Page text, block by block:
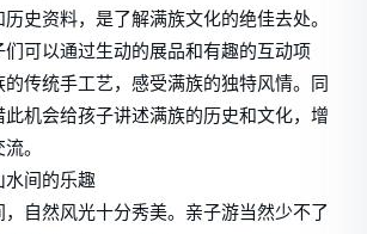
史资料，是了解满族文化的绝佳去处。
可以通过生动的展品和有趣的互动项
的传统手工艺，感受满族的独特风情。同
此机会给孩子讲述满族的历史和文化，增
。
水间的乐趣
自然风光十分秀美。亲子游当然少不了